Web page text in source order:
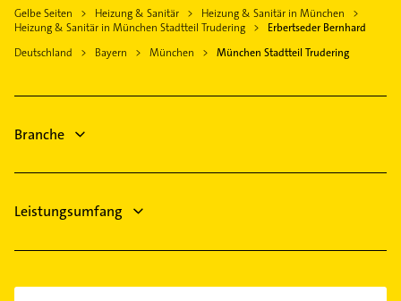
Freimann
Hadern
Hasenbergl
Laim
Lehel
Ludwigsvorstadt
Oberhaching
Ismaning
Anzing
Krankengymnastik
Putzfrau
Dachdecker
Klempner
Maler
Physiotherapie
Klempner
Gasinstallateur
Gelbe Seiten Heizung & Sanitär
Heizung & Sanitär in München
Heizung & Sanitär in München Stadtteil Trudering
Erbertseder Bernhard
Deutschland
Bayern München München Stadtteil Trudering
Branche
Leistungsumfang